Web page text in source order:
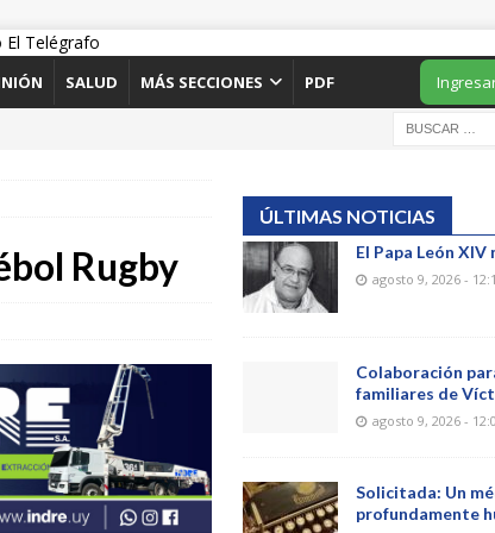
SALUD MÁS SECCIONES PDF
Rugby
ÚLTIMAS NOTICIAS
El Papa León XIV
agosto 9, 2026 -
Colaboración
familiares de
agosto 9, 2026 -
Solicitada: Un
profundamente